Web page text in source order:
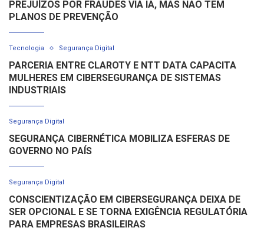
PREJUÍZOS POR FRAUDES VIA IA, MAS NÃO TÊM
PLANOS DE PREVENÇÃO
Tecnologia Segurança Digital
PARCERIA ENTRE CLAROTY E NTT DATA CAPACITA
MULHERES EM CIBERSEGURANÇA DE SISTEMAS
INDUSTRIAIS
Segurança Digital
SEGURANÇA CIBERNÉTICA MOBILIZA ESFERAS DE
GOVERNO NO PAÍS
Segurança Digital
CONSCIENTIZAÇÃO EM CIBERSEGURANÇA DEIXA DE
SER OPCIONAL E SE TORNA EXIGÊNCIA REGULATÓRIA
PARA EMPRESAS BRASILEIRAS